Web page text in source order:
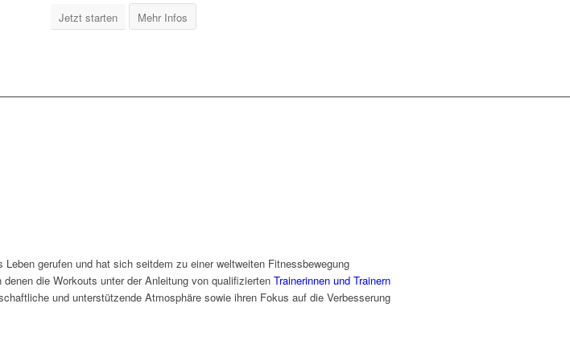
Jetzt starten Mehr Infos
gerufen und hat sich seitdem zu einer weltweiten Fitnessbewegung
die Workouts unter der Anleitung von qualifizierten Trainerinnen und Trainern
und unterstützende Atmosphäre sowie ihren Fokus auf die Verbesserung